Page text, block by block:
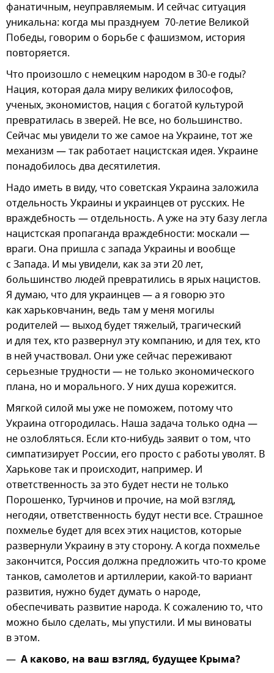
фанатичным, неуправляемым. И сейчас ситуация
уникальна: когда мы празднуем 70-летие Великой
Победы, говорим о борьбе с фашизмом, история
повторяется.
Что произошло с немецким народом в 30-е годы?
Нация, которая дала миру великих философов,
ученых, экономистов, нация с богатой культурой
превратилась в зверей. Не все, но большинство.
Сейчас мы увидели то же самое на Украине, тот же
механизм — так работает нацистская идея. Украине
понадобилось два десятилетия.
Надо иметь в виду, что советская Украина заложила
отдельность Украины и украинцев от русских. Не
враждебность — отдельность. А уже на эту базу легла
нацистская пропаганда враждебности: москали —
враги. Она пришла с запада Украины и вообще
с Запада. И мы увидели, как за эти 20 лет,
большинство людей превратились в ярых нацистов.
Я думаю, что для украинцев — а я говорю это
как харьковчанин, ведь там у меня могилы
родителей — выход будет тяжелый, трагический
и для тех, кто развернул эту компанию, и для тех, кто
в ней участвовал. Они уже сейчас переживают
серьезные трудности — не только экономического
плана, но и морального. У них душа корежится.
Мягкой силой мы уже не поможем, потому что
Украина отгородилась. Наша задача только одна —
не озлобляться. Если кто-нибудь заявит о том, что
симпатизирует России, его просто с работы уволят. В
Харькове так и происходит, например. И
ответственность за это будет нести не только
Порошенко, Турчинов и прочие, на мой взгляд,
негодяи, ответственность будут нести все. Страшное
похмелье будет для всех этих нацистов, которые
развернули Украину в эту сторону. А когда похмелье
закончится, Россия должна предложить что-то кроме
танков, самолетов и артиллерии, какой-то вариант
развития, нужно будет думать о народе,
обеспечивать развитие народа. К сожалению то, что
можно было сделать, мы упустили. И мы виноваты
в этом.
— А каково, на ваш взгляд, будущее Крыма?